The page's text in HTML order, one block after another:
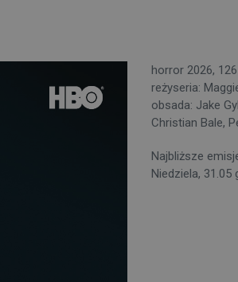
horror 2026,
reżyseria:
obsada: Jake
Christian Bale,
Najbliższe
Niedziela, 31.05